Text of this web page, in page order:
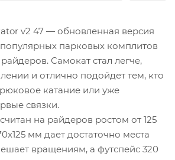
v2 47 — обновленная версия
парковых комплитов
Самокат стал легче,
и отлично подойдет тем, кто
катание или уже
связки.
на райдеров ростом от 125
мм дает достаточно места
вращениям, а футспейс 320